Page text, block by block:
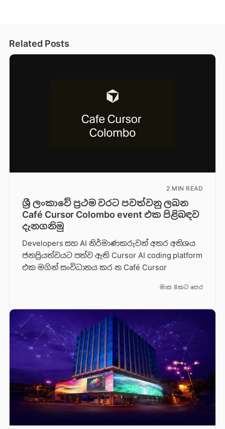
Related Posts
2 MIN READ
ශ්‍රී ලංකාවේ ප්‍රථම වරට පවත්වනු ලබන
Café Cursor Colombo event එක පිළිබඳව
දැනගනිමු
Developers සහ AI නිර්මාණකරුවන් අතර අතිශය
ජනප්‍රියත්වයට පත්ව ඇති Cursor AI coding platform
එක මගින් සංවිධානය කර න Café Cursor
මාස 8කට පෙර